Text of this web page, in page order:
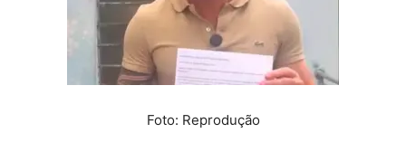
Foto: Reprodução